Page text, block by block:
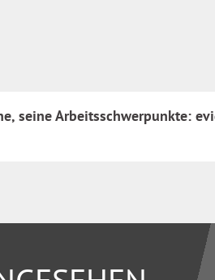
seine Arbeitsschwerpunkte: